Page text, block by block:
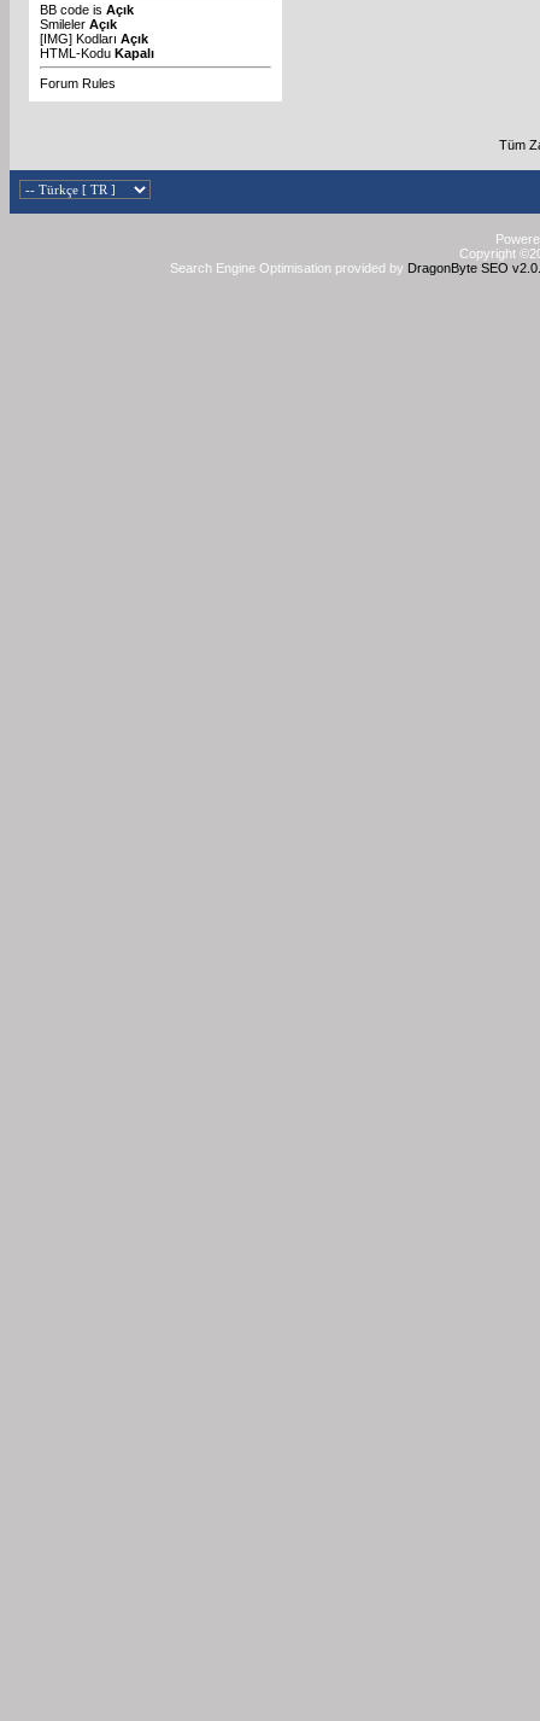
BB code is Açık
Smileler Açık
[IMG] Kodları Açık
HTML-Kodu Kapalı
Forum Rules
Tüm
Copyright
Search Engine Optimisation provided by DragonByte SEO